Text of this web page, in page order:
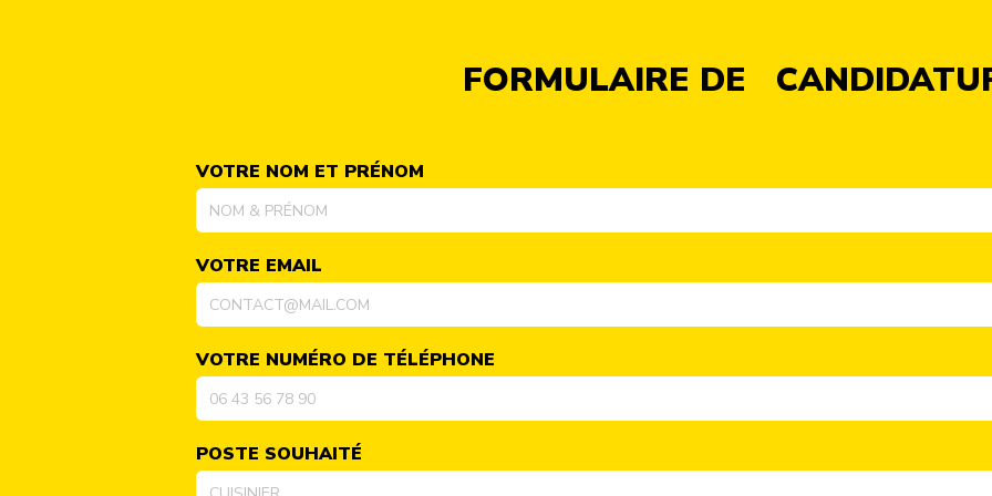
FORMULAIRE DE
VOTRE NOM ET PRÉNOM
VOTRE EMAIL
VOTRE NUMÉRO DE TÉLÉPHONE
POSTE SOUHAITÉ